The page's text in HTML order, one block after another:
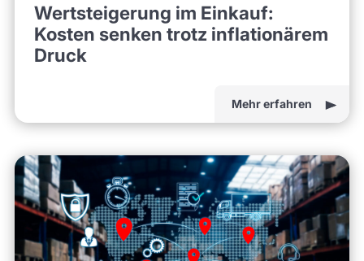
Wertsteigerung im Einkauf:
Kosten senken trotz inflationärem
Druck
Mehr erfahren